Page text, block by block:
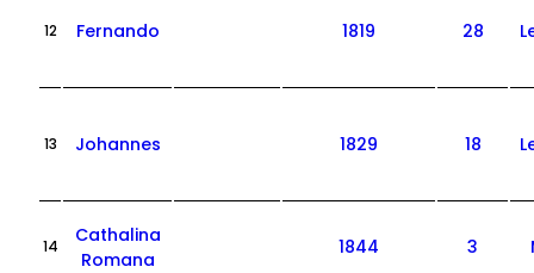
12 Fernando 1819 28
13 Johannes 1829 18
14
Cathalina
Romana
1844 3